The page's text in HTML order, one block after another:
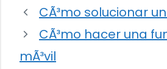
CÃ³mo solucionar
CÃ³mo hacer una
mÃ³vil